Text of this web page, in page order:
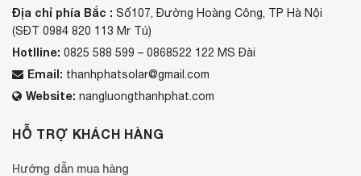
Địa chỉ phía Bắc : Số107, Đường Hoàng Công, TP Hà Nội
(SĐT 0984 820 113 Mr Tú)
Hotlline: 0825 588 599 – 0868522 122 MS Đài
Email: thanhphatsolar@gmail.com
Website: nangluongthanhphat.com
HỖ TRỢ KHÁCH HÀNG
Hướng dẫn mua hàng